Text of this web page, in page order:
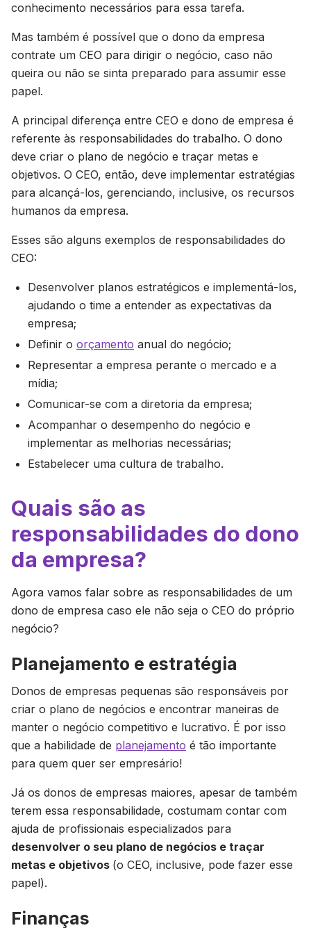
conhecimento necessários para essa tarefa.
Mas também é possível que o dono da empresa
contrate um CEO para dirigir o negócio, caso não
queira ou não se sinta preparado para assumir esse
papel.
A principal diferença entre CEO e dono de empresa é
referente às responsabilidades do trabalho. O dono
deve criar o plano de negócio e traçar metas e
objetivos. O CEO, então, deve implementar estratégias
para alcançá-los, gerenciando, inclusive, os recursos
humanos da empresa.
Esses são alguns exemplos de responsabilidades do
CEO:
Desenvolver planos estratégicos e implementá-los,
ajudando o time a entender as expectativas da
empresa;
Definir o orçamento anual do negócio;
Representar a empresa perante o mercado e a
mídia;
Comunicar-se com a diretoria da empresa;
Acompanhar o desempenho do negócio e
implementar as melhorias necessárias;
Estabelecer uma cultura de trabalho.
Quais são as
responsabilidades do dono
da empresa?
Agora vamos falar sobre as responsabilidades de um
dono de empresa caso ele não seja o CEO do próprio
negócio?
Planejamento e estratégia
Donos de empresas pequenas são responsáveis por
criar o plano de negócios e encontrar maneiras de
manter o negócio competitivo e lucrativo. É por isso
que a habilidade de planejamento é tão importante
para quem quer ser empresário!
Já os donos de empresas maiores, apesar de também
terem essa responsabilidade, costumam contar com
ajuda de profissionais especializados para
desenvolver o seu plano de negócios e traçar
metas e objetivos (o CEO, inclusive, pode fazer esse
papel).
Finanças